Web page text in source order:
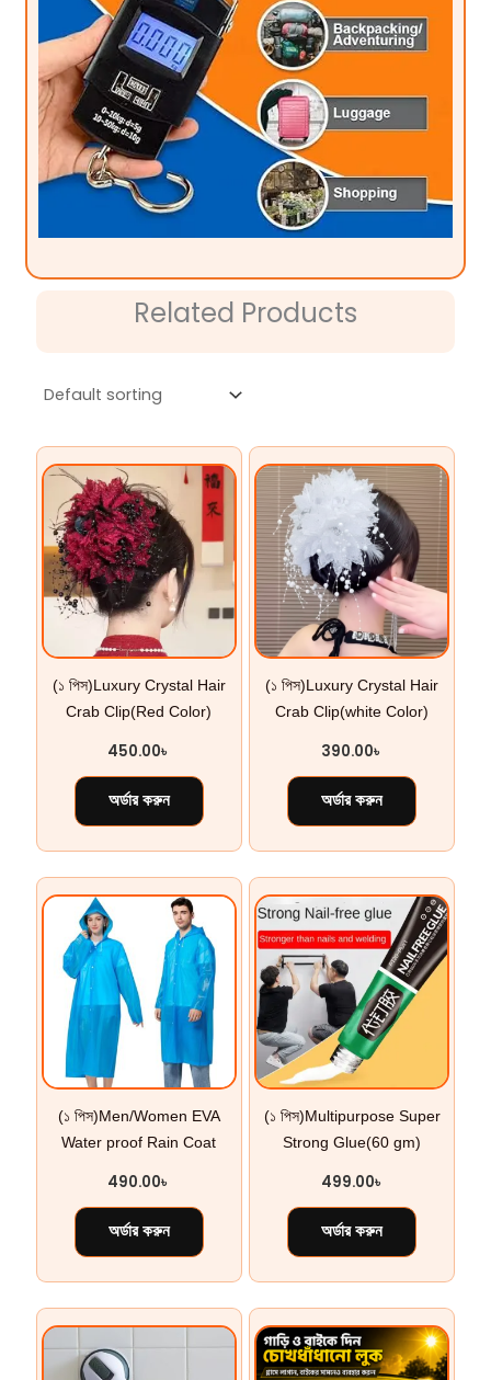
Related Products
(১ পিস)Luxury Crystal Hair
Crab Clip(Red Color)
450.00৳
অর্ডার করুন
(১ পিস)Luxury Crystal Hair
Crab Clip(white Color)
390.00৳
অর্ডার করুন
(১ পিস)Men/Women EVA
Water proof Rain Coat
490.00৳
অর্ডার করুন
(১ পিস)Multipurpose Super
Strong Glue(60 gm)
499.00৳
অর্ডার করুন